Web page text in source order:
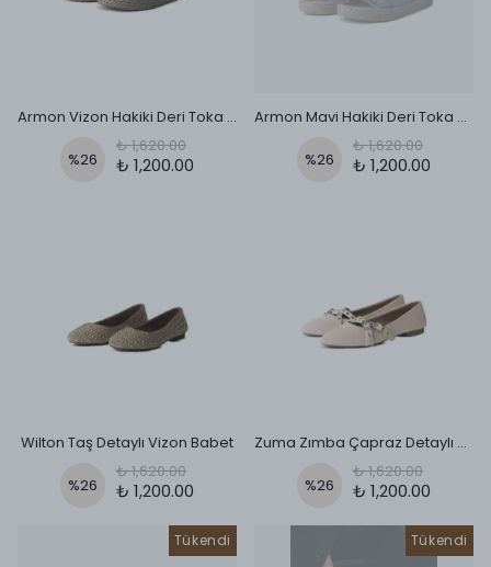
Armon Vizon Hakiki Deri Toka Detaylı Terlik
%26
₺ 1,620.00
₺ 1,200.00
Armon Mavi Hakiki Deri Toka Detaylı Terlik
%26
₺ 1,620.00
₺ 1,200.00
Wilton Taş Detaylı Vizon Babet
%26
₺ 1,620.00
₺ 1,200.00
Zuma Zımba Çapraz Detaylı Babet - Bej
%26
₺ 1,620.00
₺ 1,200.00
Tükendi Tükendi